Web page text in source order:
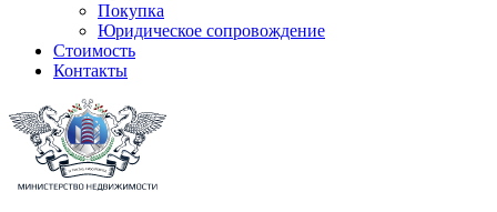
Покупка
Юридическое сопровождение
Стоимость
Контакты